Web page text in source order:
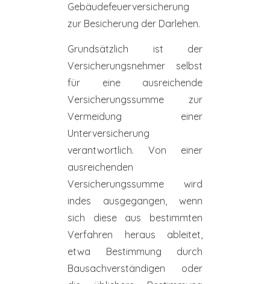
Gebäudefeuerversicherung
zur Besicherung der Darlehen.
Grundsätzlich ist der
Versicherungsnehmer selbst
für eine ausreichende
Versicherungssumme zur
Vermeidung einer
Unterversicherung
verantwortlich. Von einer
ausreichenden
Versicherungssumme wird
indes ausgegangen, wenn
sich diese aus bestimmten
Verfahren heraus ableitet,
etwa Bestimmung durch
Bausachverständigen oder